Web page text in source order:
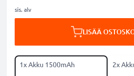
sis. alv
LISÄÄ
1x Akku 1500mAh 2x